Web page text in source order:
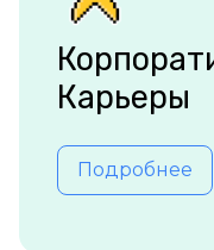
Карьеры
Подробнее